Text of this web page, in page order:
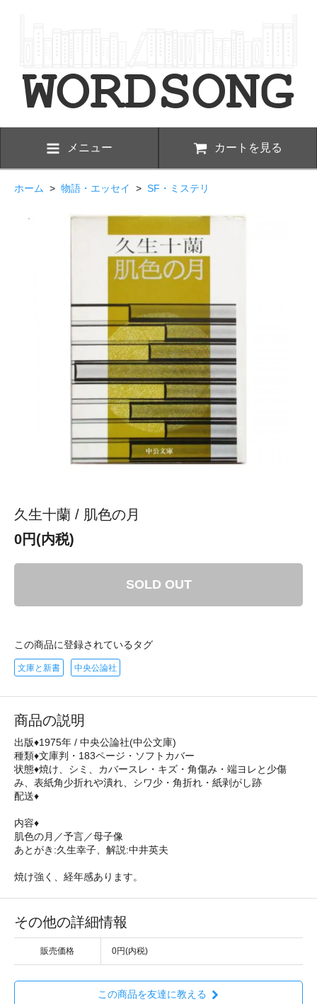
メニュー カートを見る
ホーム > 物語・エッセイ > SF・ミステリ
久生十蘭 / 肌色の月
0円(内税)
SOLD OUT
この商品に登録されているタグ
文庫と新書 中央公論社
商品の説明
出版♦1975年 / 中央公論社(中公文庫)
種類♦文庫判・183ページ・ソフトカバー
状態♦焼け、シミ、カバースレ・キズ・角傷み・端ヨレと少傷
み、表紙角少折れや潰れ、シワ少・角折れ・紙剥がし跡
配送♦
内容♦
肌色の月／予言／母子像
あとがき:久生幸子、解説:中井英夫
焼け強く、経年感あります。
その他の詳細情報
販売価格 0円(内税)
この商品を友達に教える